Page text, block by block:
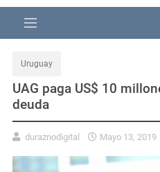
Uruguay
UAG paga US$ 10
deuda
duraznodigital Mayo 13, 2019